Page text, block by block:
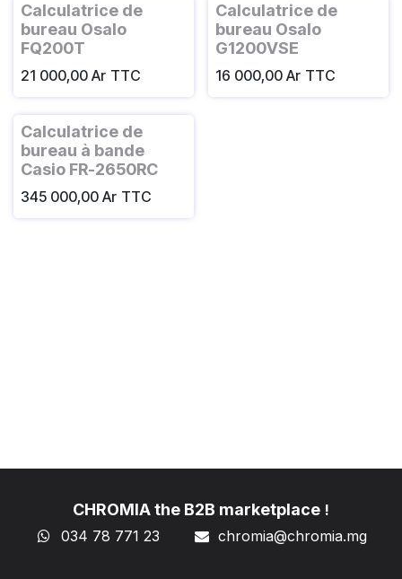
Calculatrice de
bureau Osalo
FQ200T
21 000,00 Ar TTC
Calculatrice de
bureau Osalo
G1200VSE
16 000,00Ar TTC
Calculatrice de
bureau à bande
Casio FR-2650RC
345 000,00 Ar TTC
CHROMIA the B2B marketplace !
034 78 771 23
chromia@chromia.mg